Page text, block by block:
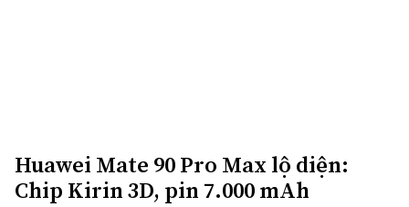
Huawei Mate 90 Pro Max lộ diện:
Chip Kirin 3D, pin 7.000 mAh